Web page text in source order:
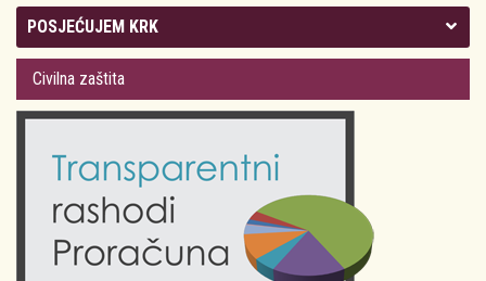
Kolegij gradonačelnika
Gradsko vijeće
Odluke Grada Krka (Službene novine PGŽ)
Obrazovanje
POSJEĆUJEM KRK
Plan Grada Krka
Krk 360° VR panorama
Krk uživo
Fotogalerije
Kalendar događanja
Civilna zaštita